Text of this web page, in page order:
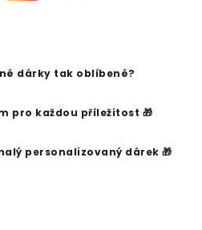
dárky tak oblíbené?
pro každou příležitost 🎁
personalizovaný dárek 🎁